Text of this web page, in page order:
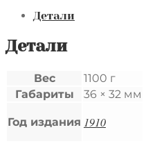
моря".
20го
века.
современ6еной
раме.
изображения
Детали
Детали
Вес
1100 г
Габариты
36 × 32 мм
Год издания 1910